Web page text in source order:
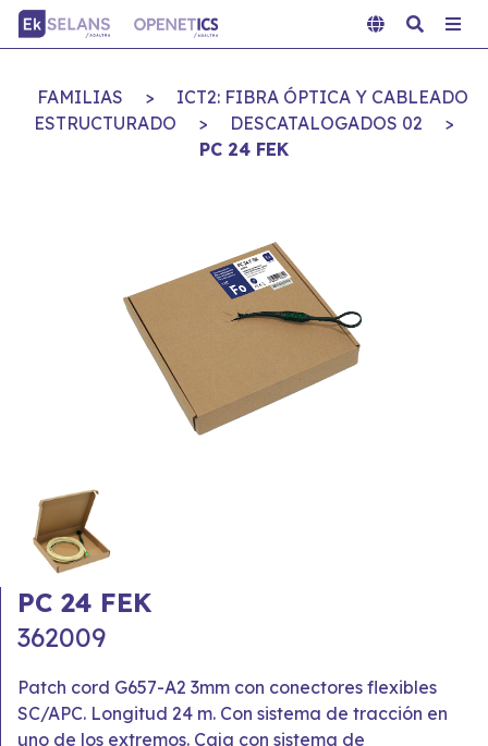
FAMILIAS >
ICT2: FIBRA ÓPTICA Y CABLEADO
ESTRUCTURADO
> DESCATALOGADOS 02
>
PC 24 FEK
PC 24 FEK
362009
Patch cord G657-A2 3mm con conectores flexibles
SC/APC. Longitud 24 m. Con sistema de tracción en
uno de los extremos. Caja con sistema de